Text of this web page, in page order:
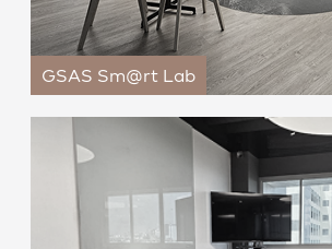
GSAS Sm@rt Lab